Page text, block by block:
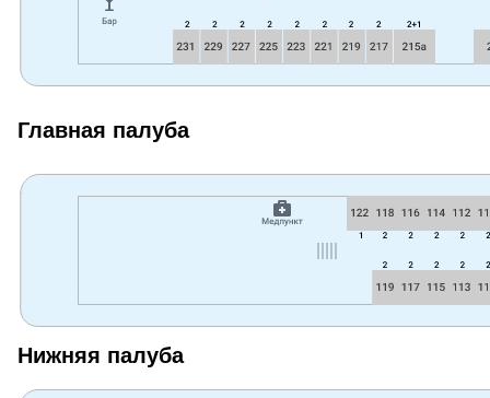
Главная палуба
Нижняя палуба